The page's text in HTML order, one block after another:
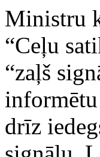
Ministru
“Ceļu
“zaļš
drīz